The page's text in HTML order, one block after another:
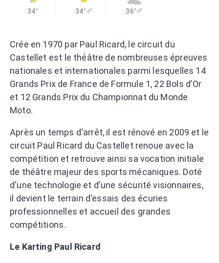
34° 34° 36°
Crée en 1970 par Paul Ricard, le circuit du
Castellet est le théâtre de nombreuses épreuves
nationales et internationales parmi lesquelles 14
Grands Prix de France de Formule 1, 22 Bols d'Or
et 12 Grands Prix du Championnat du Monde
Moto.
Après un temps d'arrêt, il est rénové en 2009 et le
circuit Paul Ricard du Castellet renoue avec la
compétition et retrouve ainsi sa vocation initiale
de théâtre majeur des sports mécaniques. Doté
d'une technologie et d'une sécurité visionnaires,
il devient le terrain d'essais des écuries
professionnelles et accueil des grandes
compétitions.
Le Karting Paul Ricard